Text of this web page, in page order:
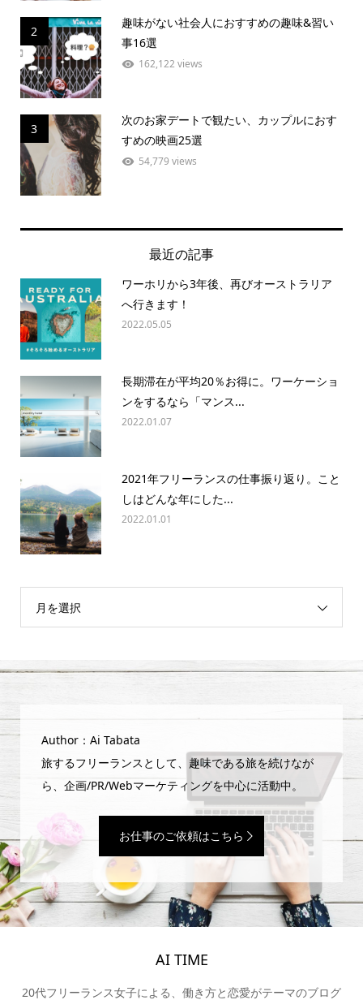
2
趣味がない社会人におすすめの趣味&習い
事16選
162,122 views
3
次のお家デートで観たい、カップルにおす
すめの映画25選
54,779 views
最近の記事
ワーホリから3年後、再びオーストラリア
へ行きます！
2022.05.05
長期滞在が平均20％お得に。ワーケーショ
ンをするなら「マンス...
2022.01.07
2021年フリーランスの仕事振り返り。こと
しはどんな年にした...
2022.01.01
月を選択
Author：Ai Tabata
旅するフリーランスとして、趣味である旅を続けなが
ら、企画/PR/Webマーケティングを中心に活動中。
お仕事のご依頼はこちら
AI TIME
20代フリーランス女子による、働き方と恋愛がテーマのブログ